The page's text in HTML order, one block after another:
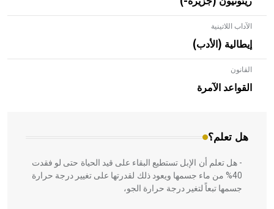
الآداب اللاتينية
إيطالية (الأدب)
القانون
القواعد الآمرة
هل تعلم؟
- هل تعلم أن الأبلق نوع من الفنون الهندسية التي ارتبطت
بالعمارة الإسلامية في بلاد الشام ومصر خاصة، حيث يحرص
المعمار على بناء مداميكه وخاصة في الواجهات
- هل تعلم أن الإبل تستطيع البقاء على قيد الحياة حتى لو فقدت
40% من ماء جسمها ويعود ذلك لقدرتها على تغيير درجة حرارة
جسمها تبعاً لتغير درجة حرارة الجو،